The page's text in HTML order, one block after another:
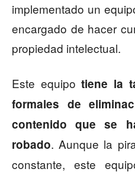
implementado un
encargado de hacer
propiedad intelectual.
Este equipotiene la
formales de
contenido que se
robado. Aunque la
constante, este